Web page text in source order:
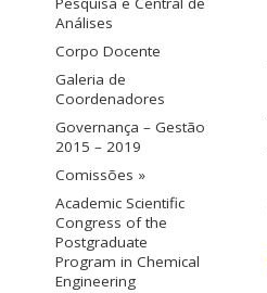
Análises
Corpo Docente
Galeria de
Coordenadores
Governança – Gestão
2015 – 2019
Comissões »
Academic Scientific
Congress of the
Postgraduate
Program in Chemical
Engineering